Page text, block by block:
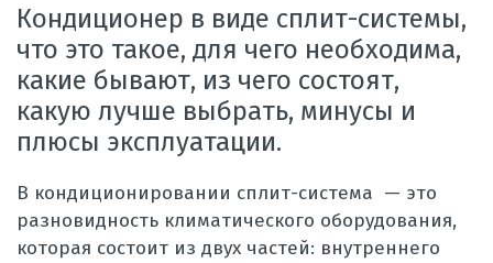
Кондиционер в виде сплит-системы,
что это такое, для чего необходима,
какие бывают, из чего состоят,
какую лучше выбрать, минусы и
плюсы эксплуатации.
В кондиционировании сплит-система — это
разновидность климатического оборудования,
которая состоит из двух частей: внутреннего